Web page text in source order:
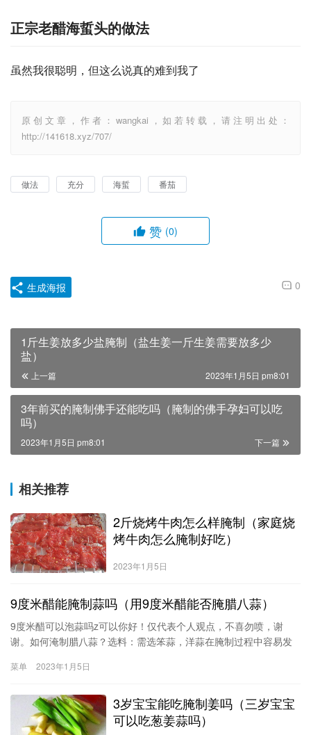
正宗老醋海蜇头的做法
虽然我很聪明，但这么说真的难到我了
原创文章，作者：wangkai，如若转载，请注明出处：
http://141618.xyz/707/
做法 充分 海蜇 番茄
赞 (0)
0
生成海报
1斤生姜放多少盐腌制（盐生姜一斤生姜需要放多少
盐）
上一篇 2023年1月5日 pm8:01
3年前买的腌制佛手还能吃吗（腌制的佛手孕妇可以吃
吗）
下一篇
2023年1月5日 pm8:01
相关推荐
2斤烧烤牛肉怎么样腌制（家庭烧
烤牛肉怎么腌制好吃）
2023年1月5日
9度米醋能腌制蒜吗（用9度米醋能否腌腊八蒜）
9度米醋可以泡蒜吗z可以你好！仅代表个人观点，不喜勿喷，谢
谢。如何淹制腊八蒜？选料：需选笨蒜，洋蒜在腌制过程中容易发
法：1：蒜剥皮，用软布擦净，若用水洗请一定把水分晾干！2：将
容器放在能见到阳光的地方。好了，就
菜单 2023年1月5日
3岁宝宝能吃腌制姜吗（三岁宝宝
可以吃葱姜蒜吗）